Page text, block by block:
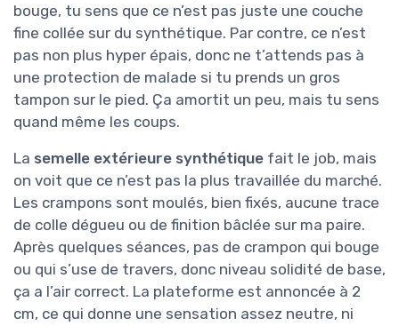
bouge, tu sens que ce n’est pas juste une couche
fine collée sur du synthétique. Par contre, ce n’est
pas non plus hyper épais, donc ne t’attends pas à
une protection de malade si tu prends un gros
tampon sur le pied. Ça amortit un peu, mais tu sens
quand même les coups.
La semelle extérieure synthétique fait le job, mais
on voit que ce n’est pas la plus travaillée du marché.
Les crampons sont moulés, bien fixés, aucune trace
de colle dégueu ou de finition bâclée sur ma paire.
Après quelques séances, pas de crampon qui bouge
ou qui s’use de travers, donc niveau solidité de base,
ça a l’air correct. La plateforme est annoncée à 2
cm, ce qui donne une sensation assez neutre, ni